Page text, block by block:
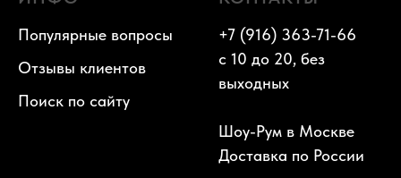
Популярные вопросы
Отзывы клиентов
Поиск по сайту
+7 (916) 363-71-66
с 10 до 20, без
выходных
Шоу-Рум в Москве
Доставка по России